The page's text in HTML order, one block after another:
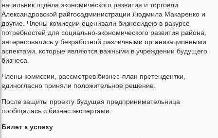
начальник отдела экономического развития и торговли
Александровской райгосадминистрации Людмила Макаренко и
другие. Члены комиссии оценивали бизнесидею в ракурсе
потребностей для социально-экономического развития района,
интересовались у безработной различными организационными
аспектами, которые являются важными в учреждении будущего
бизнеса.
Члены комиссии, рассмотрев бизнес-план претендентки,
единогласно приняли положительное решение.
После защиты проекту будущая предпринимательница
пообщалась с бизнес экспертами.
Билет к успеху